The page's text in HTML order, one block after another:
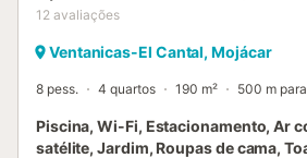
12 avaliações
Ventanicas-El Cantal, Mojácar
8 pess. 4 quartos 190 m² 500 m
Piscina, Wi-Fi, Estacionamento, Ar
satélite, Jardim, Roupas de cama,